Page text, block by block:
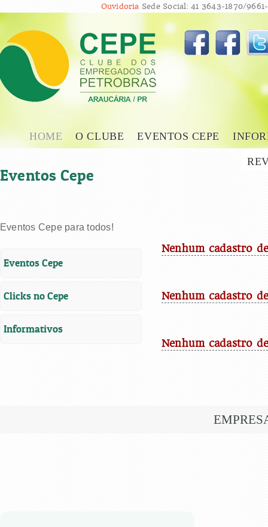
Ouvidoria Sede Social: 41 3643-1870/
HOME O CLUBE EVENTOS CEPE
Eventos Cepe
Eventos Cepe para todos!
Eventos Cepe
Clicks no Cepe
Informativos
Nenhum cadastro
Nenhum cadastro
Nenhum cadastro